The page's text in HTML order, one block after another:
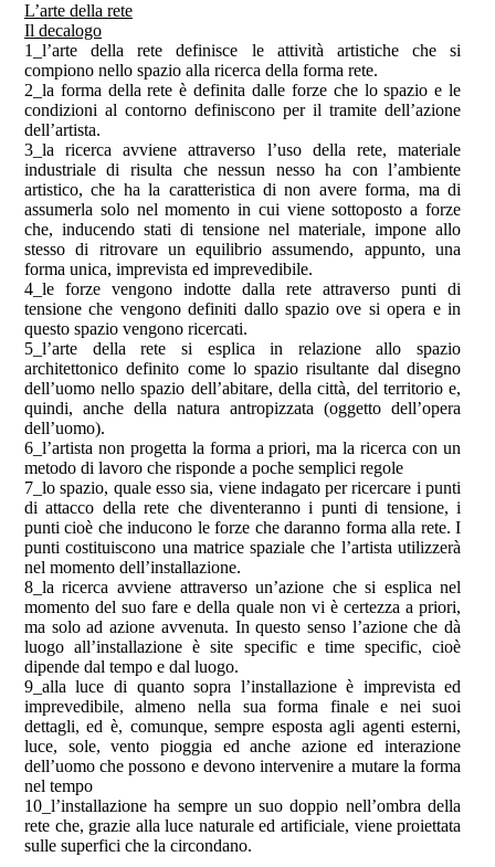
L’arte della rete
Il decalogo
1_l’arte della rete definisce le attività artistiche che si
compiono nello spazio alla ricerca della forma rete.
2_la forma della rete è definita dalle forze che lo spazio e le
condizioni al contorno definiscono per il tramite dell’azione
dell’artista.
3_la ricerca avviene attraverso l’uso della rete, materiale
industriale di risulta che nessun nesso ha con l’ambiente
artistico, che ha la caratteristica di non avere forma, ma di
assumerla solo nel momento in cui viene sottoposto a forze
che, inducendo stati di tensione nel materiale, impone allo
stesso di ritrovare un equilibrio assumendo, appunto, una
forma unica, imprevista ed imprevedibile.
4_le forze vengono indotte dalla rete attraverso punti di
tensione che vengono definiti dallo spazio ove si opera e in
questo spazio vengono ricercati.
5_l’arte della rete si esplica in relazione allo spazio
architettonico definito come lo spazio risultante dal disegno
dell’uomo nello spazio dell’abitare, della città, del territorio e,
quindi, anche della natura antropizzata (oggetto dell’opera
dell’uomo).
6_l’artista non progetta la forma a priori, ma la ricerca con un
metodo di lavoro che risponde a poche semplici regole
7_lo spazio, quale esso sia, viene indagato per ricercare i punti
di attacco della rete che diventeranno i punti di tensione, i
punti cioè che inducono le forze che daranno forma alla rete. I
punti costituiscono una matrice spaziale che l’artista utilizzerà
nel momento dell’installazione.
8_la ricerca avviene attraverso un’azione che si esplica nel
momento del suo fare e della quale non vi è certezza a priori,
ma solo ad azione avvenuta. In questo senso l’azione che dà
luogo all’installazione èsite specific e time specific, cioè
dipende dal tempo e dal luogo.
9_alla luce di quanto sopra l’installazione è imprevista ed
imprevedibile, almeno nella sua forma finale e nei suoi
dettagli, ed è, comunque, sempre esposta agli agenti esterni,
luce, sole, vento pioggia ed anche azione ed interazione
dell’uomo che possono e devono intervenire a mutare la forma
nel tempo
10_l’installazione ha sempre un suo doppio nell’ombra della
rete che, grazie alla luce naturale ed artificiale, viene proiettata
sulle superfici che la circondano.